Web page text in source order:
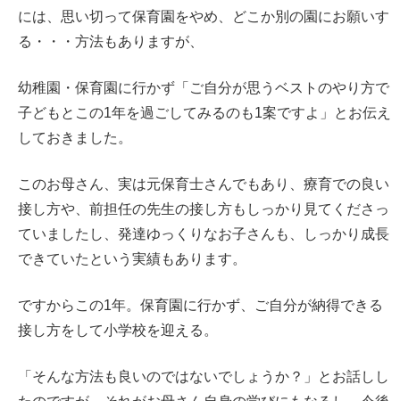
には、思い切って保育園をやめ、どこか別の園にお願いす
る・・・方法もありますが、
幼稚園・保育園に行かず「ご自分が思うベストのやり方で
子どもとこの1年を過ごしてみるのも1案ですよ」とお伝え
しておきました。
このお母さん、実は元保育士さんでもあり、療育での良い
接し方や、前担任の先生の接し方もしっかり見てくださっ
ていましたし、発達ゆっくりなお子さんも、しっかり成長
できていたという実績もあります。
ですからこの1年。保育園に行かず、ご自分が納得できる
接し方をして小学校を迎える。
「そんな方法も良いのではないでしょうか？」とお話しし